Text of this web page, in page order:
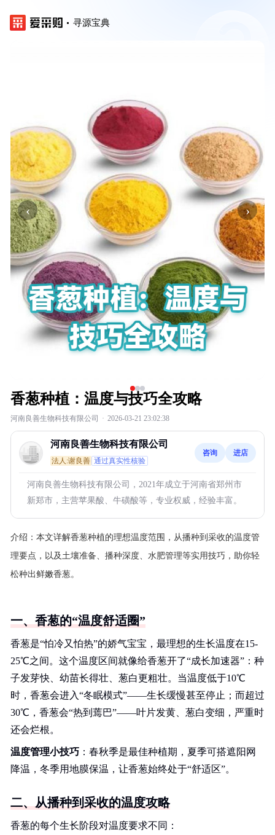
寻源宝典
‹ ›
香葱种植：温度与技巧全攻略
河南良善生物科技有限公司 · 2026-03-21 23:02:38
河南良善生物科技有限公司
法人:谢良善 通过真实性核验
咨询 进店
河南良善生物科技有限公司，2021年成立于河南省郑州市
新郑市，主营苹果酸、牛磺酸等，专业权威，经验丰富。
介绍： 本文详解香葱种植的理想温度范围，从播种到采收的温度管
理要点，以及土壤准备、播种深度、水肥管理等实用技巧，助你轻
松种出鲜嫩香葱。
一、香葱的“温度舒适圈”
香葱是“怕冷又怕热”的娇气宝宝，最理想的生长温度在15-
25℃之间。这个温度区间就像给香葱开了“成长加速器”：种
子发芽快、幼苗长得壮、葱白更粗壮。当温度低于10℃
时，香葱会进入“冬眠模式”——生长缓慢甚至停止；而超过
30℃，香葱会“热到蔫巴”——叶片发黄、葱白变细，严重时
还会烂根。
温度管理小技巧 ：春秋季是最佳种植期，夏季可搭遮阳网
降温，冬季用地膜保温，让香葱始终处于“舒适区”。
二、从播种到采收的温度攻略
香葱的每个生长阶段对温度要求不同：